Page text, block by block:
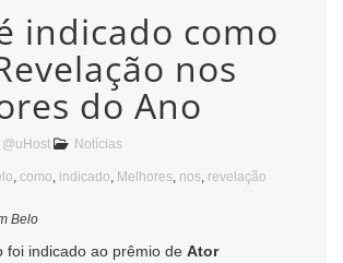
indicado como
nos
do Ano
@uHost Notícias
como indicado Melhores nos revelação
Belo
foi indicado ao prêmio de Ator